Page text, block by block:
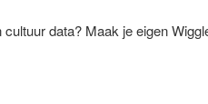
data? Maak je eigen